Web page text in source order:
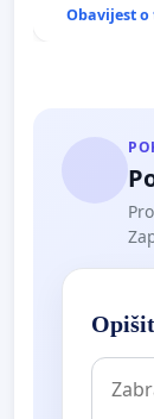
Obavijest